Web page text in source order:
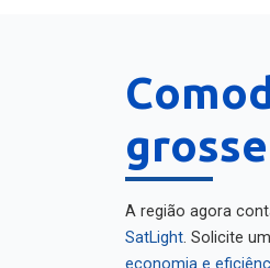
A região agora
SatLight . Solicite um
economia e